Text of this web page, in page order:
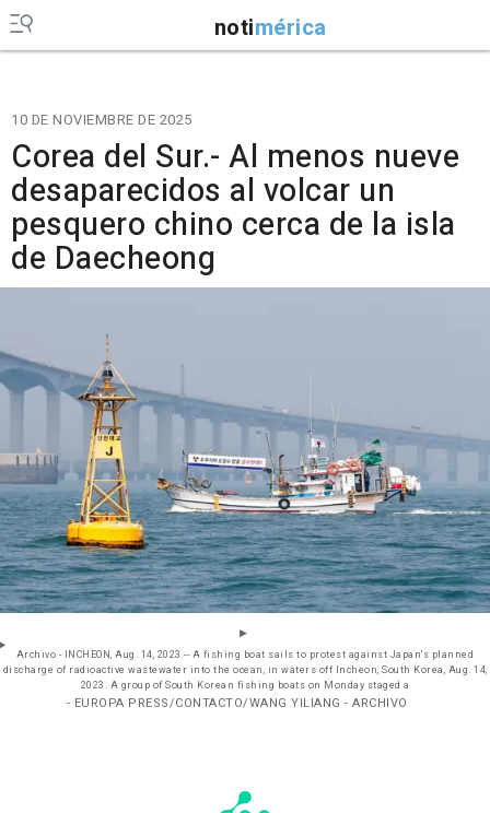
notimérica
10 DE NOVIEMBRE DE 2025
Corea del Sur.- Al menos nueve
desaparecidos al volcar un
pesquero chino cerca de la isla
de Daecheong
Archivo - INCHEON, Aug. 14, 2023 -- A fishing boat sails to protest against Japan's planned
discharge of radioactive wastewater into the ocean, in waters off Incheon, South Korea, Aug. 14,
2023. A group of South Korean fishing boats on Monday staged a
- EUROPA PRESS/CONTACTO/WANG YILIANG - ARCHIVO